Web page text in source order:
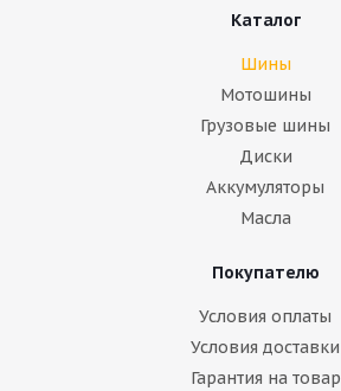
Каталог
Шины
Мотошины
Грузовые шины
Диски
Аккумуляторы
Масла
Покупателю
Условия оплаты
Условия доставки
Гарантия на товар